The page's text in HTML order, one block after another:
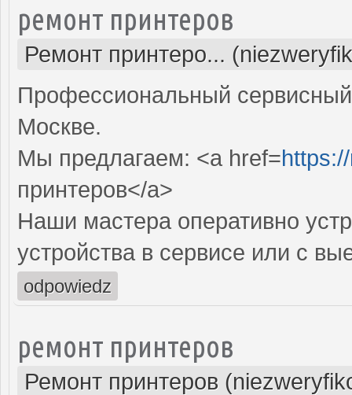
ремонт принтеров
Ремонт принтеро...
Профессиональный
Москве.
Мы предлагаем: <a href=
принтеров</a>
Наши мастера оперативно
устройства в сервисе или с
odpowiedz
ремонт принтеров
Ремонт принтеров